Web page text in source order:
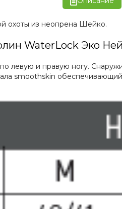
охоты из неопрена Шейко.
WaterLock Эко
левую и правую ногу.
smoothskin